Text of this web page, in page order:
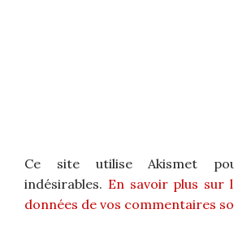
Ce site utilise Akismet
indésirables. En savoir plus sur
données de vos commentaires